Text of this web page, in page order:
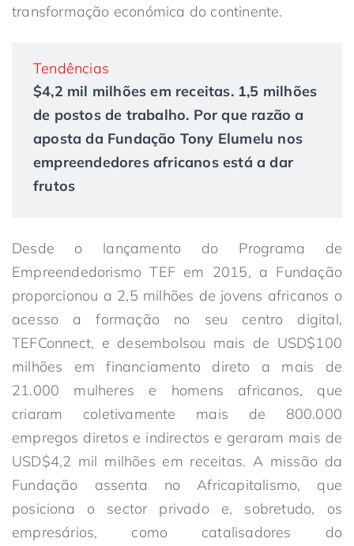
transformação económica do continente.
Tendências
$4,2 mil milhões em receitas. 1,5 milhões
de postos de trabalho. Por que razão a
aposta da Fundação Tony Elumelu nos
empreendedores africanos está a dar
frutos
Desde o lançamento do Programa de
Empreendedorismo TEF em 2015, a Fundação
proporcionou a 2,5 milhões de jovens africanos o
acesso a formação no seu centro digital,
TEFConnect, e desembolsou mais de USD$100
milhões em financiamento direto a mais de
21.000 mulheres e homens africanos, que
criaram coletivamente mais de 800.000
empregos diretos e indirectos e geraram mais de
USD$4,2 mil milhões em receitas. A missão da
Fundação assenta no Africapitalismo, que
posiciona o sector privado e, sobretudo, os
empresários, como catalisadores do